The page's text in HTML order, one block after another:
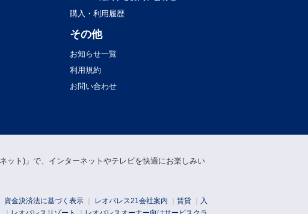
購入・利用履歴
その他
お知らせ一覧
利用規約
お問い合わせ
ット)」で、インターネットやテレビを快適にお楽しみい
資金決済法に基づく表示 レオパレス21会社案内 賃貸
入
レオパレスリゾート レオパレスオーナー向けサービスクラ